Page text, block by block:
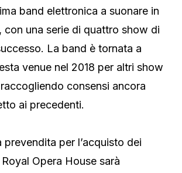
band elettronica a suonare in
con una serie di quattro show di
La band è tornata a
venue nel 2018 per altri show
consensi ancora
ai precedenti.
prevendita per l’acquisto dei
Opera House sarà